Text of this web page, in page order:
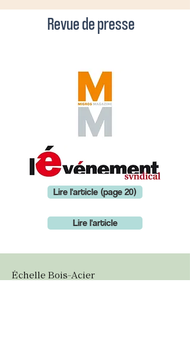
Revue de presse
Lire l'article (page 20)
Lire l'article
Échelle Bois-Acier